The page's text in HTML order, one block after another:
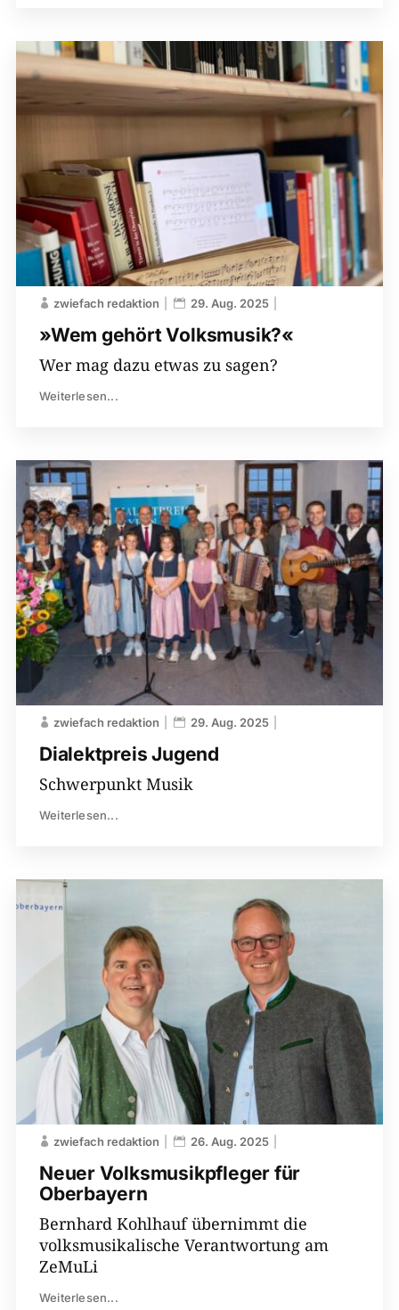
»Wem gehört Volksmusik?«
zwiefach redaktion 29. Aug. 2025
Wer mag dazu etwas zu sagen?
Weiterlesen...
Dialektpreis Jugend
zwiefach redaktion 29. Aug. 2025
Schwerpunkt Musik
Weiterlesen...
Neuer Volksmusikpfleger für
Oberbayern
zwiefach redaktion 26. Aug. 2025
Bernhard Kohlhauf übernimmt die
volksmusikalische Verantwortung am
ZeMuLi
Weiterlesen...